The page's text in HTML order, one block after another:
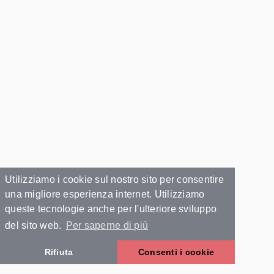
Utilizziamo i cookie sul nostro sito per consentire
una migliore esperienza internet. Utilizziamo
queste tecnologie anche per l'ulteriore sviluppo
del sito web.
Per saperne di più
Rifiuta Consenti i cookie